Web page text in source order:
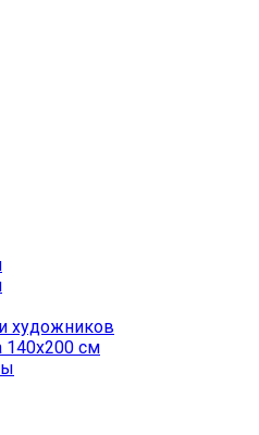
художников
см